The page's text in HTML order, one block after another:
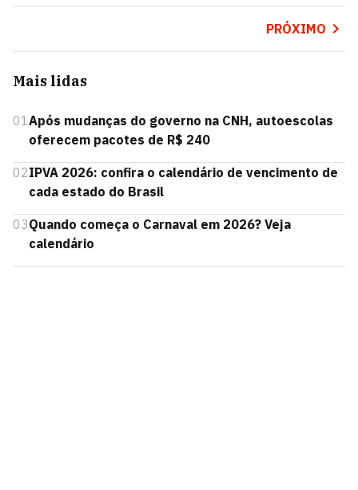
PRÓXIMO
Mais lidas
01Após mudanças do governo na CNH, autoescolas
oferecem pacotes de R$ 240
02IPVA 2026: confira o calendário de vencimento de
cada estado do Brasil
03Quando começa o Carnaval em 2026? Veja
calendário